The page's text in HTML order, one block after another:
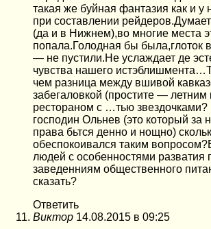
такая же буйная фантазия как и у
при составлении
(да и в Нижнем),во многие места
попала.Голодная бы была,глоток
— не пустили.Не услаждает де
чувства нашего
чем разница между вшивой
забегаловкой (простите — летним
рестораном с …тью звездочками?
господин Ольнев (это который за
права бьтся денно и нощно)
обеспокоивался таким
людей с особенностями разватия
заведенниям общественного
сказать?
Ответить
Виктор 14.08.2015 в 09:25